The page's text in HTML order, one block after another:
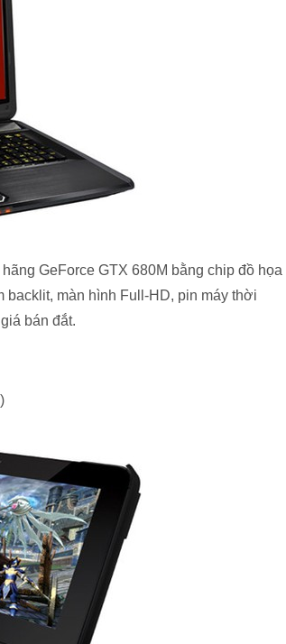
GeForce GTX 680M bằng chip đồ họa
backlit, màn hình Full-HD, pin máy thời
bán đắt.